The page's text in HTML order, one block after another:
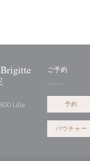
Lille ((新しいウィンドウ
ご予約
予約
バウチャー